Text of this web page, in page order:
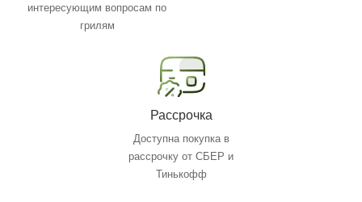
интересующим вопросам по
грилям
Рассрочка
Доступна покупка в
рассрочку от СБЕР и
Тинькофф